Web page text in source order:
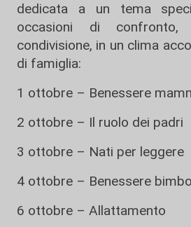
dedicata a un tema
occasioni di confronto,
condivisione, in un clima
di famiglia:
1 ottobre – Benessere
2 ottobre – Il ruolo dei padri
3 ottobre – Nati per leggere
4 ottobre – Benessere bimbo
6 ottobre – Allattamento